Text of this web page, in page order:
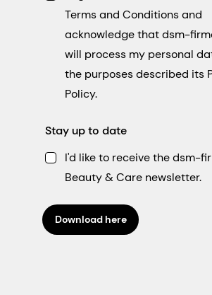
Terms and Conditions and
acknowledge that dsm-
will process my personal
the purposes described its
Policy.
Stay up to date
I'd like to receive the dsm-
Beauty & Care newsletter.
Download here